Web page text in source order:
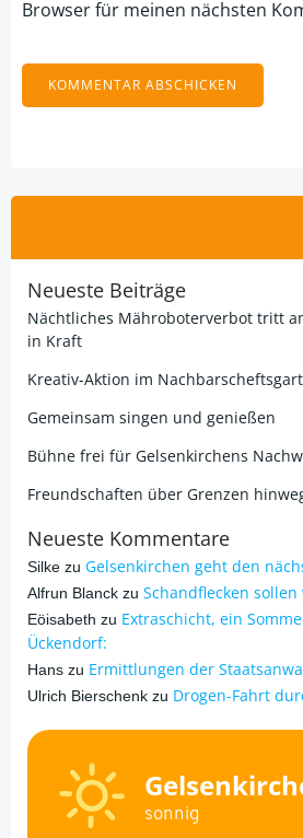
Browser für meinen nächsten
Neueste Beiträge
Nächtliches Mähroboterverbot tritt
in Kraft
Kreativ-Aktion im
Gemeinsam singen und genießen
Bühne frei für Gelsenkirchens
Freundschaften über Grenzen
Neueste Kommentare
Silke zu Gelsenkirchen geht den
Alfrun Blanck zu Schandflecken
Eöisabeth zu Extraschicht, ein
Ückendorf:
Hans zu Ermittlungen der
Ulrich Bierschenk zu Drogen-Fahrt
sonnig